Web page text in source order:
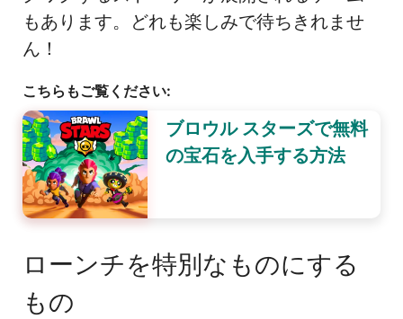
もあります。どれも楽しみで待ちきれませ
ん！
こちらもご覧ください:
ブロウル スターズで無料
の宝石を入手する方法
ローンチを特別なものにする
もの